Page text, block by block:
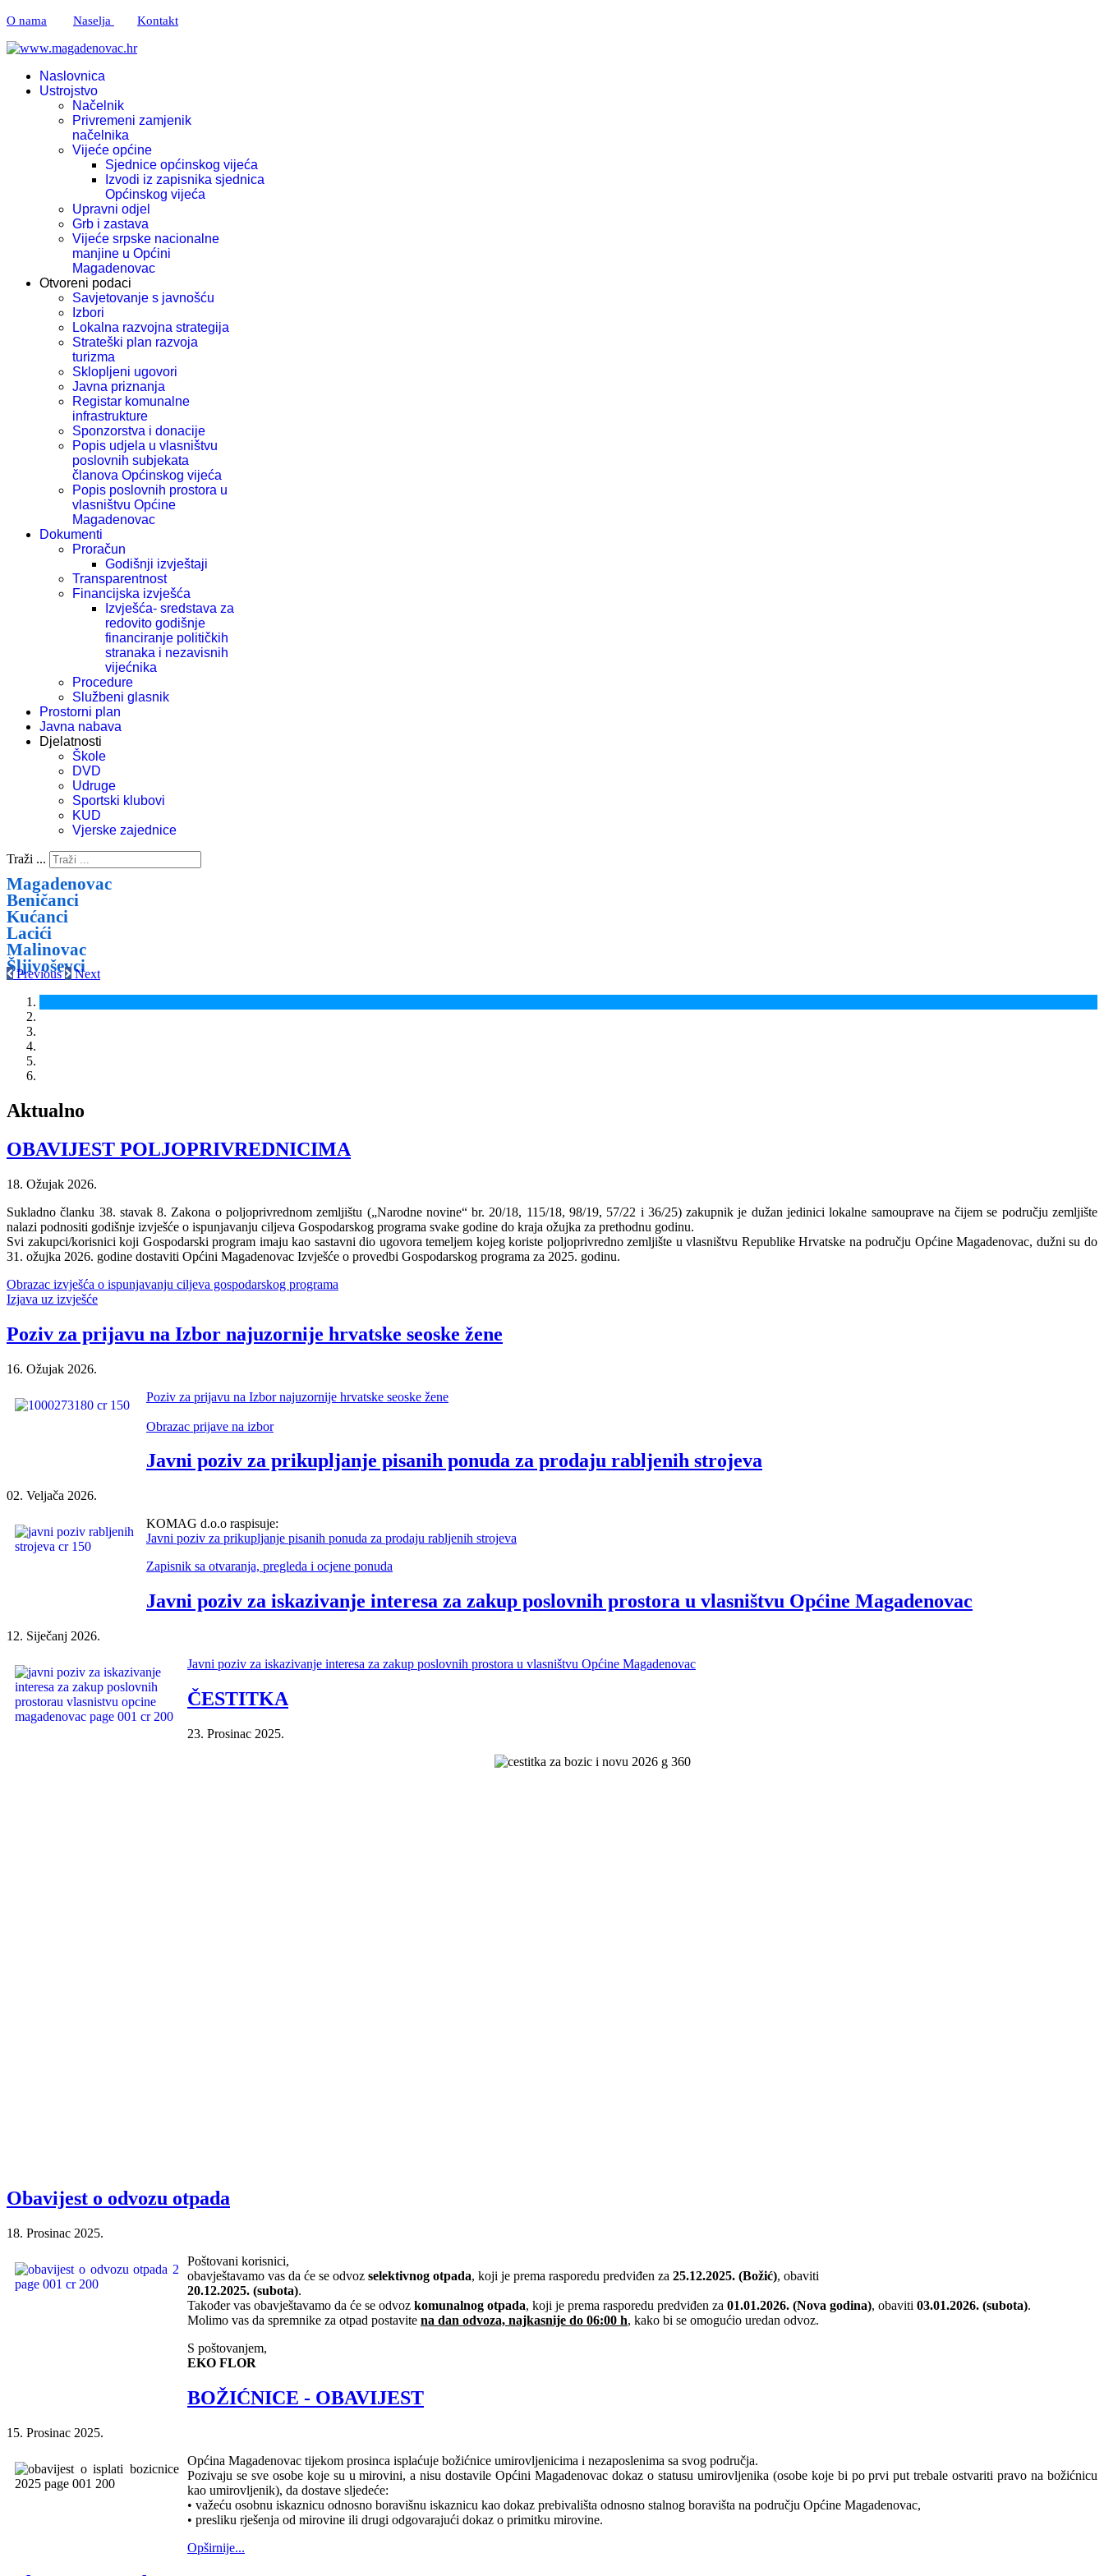
O nama Naselja Kontakt
Naslovnica
Ustrojstvo
Načelnik
Privremeni zamjenik
načelnika
Vijeće općine
Sjednice općinskog vijeća
Izvodi iz zapisnika sjednica
Općinskog vijeća
Upravni odjel
Grb i zastava
Vijeće srpske nacionalne
manjine u Općini
Magadenovac
Otvoreni podaci
Savjetovanje s javnošću
Izbori
Lokalna razvojna strategija
Strateški plan razvoja
turizma
Sklopljeni ugovori
Javna priznanja
Registar komunalne
infrastrukture
Sponzorstva i donacije
Popis udjela u vlasništvu
poslovnih subjekata
članova Općinskog vijeća
Popis poslovnih prostora u
vlasništvu Općine
Magadenovac
Dokumenti
Proračun
Godišnji izvještaji
Transparentnost
Financijska izvješća
Izvješća- sredstava za
redovito godišnje
financiranje političkih
stranaka i nezavisnih
vijećnika
Procedure
Službeni glasnik
Prostorni plan
Javna nabava
Djelatnosti
Škole
DVD
Udruge
Sportski klubovi
KUD
Vjerske zajednice
Traži ...
Magadenovac
Beničanci
Kućanci
Lacići
Malinovac
Šljivoševci
Previous Next
Aktualno
OBAVIJEST POLJOPRIVREDNICIMA
18. Ožujak 2026.
Sukladno članku 38. stavak 8. Zakona o poljoprivrednom zemljištu („Narodne novine“ br. 20/18, 115/18, 98/19, 57/22 i 36/25) zakupnik je dužan jedinici lokalne samouprave na čijem se području zemljište
nalazi podnositi godišnje izvješće o ispunjavanju ciljeva Gospodarskog programa svake godine do kraja ožujka za prethodnu godinu.
Svi zakupci/korisnici koji Gospodarski program imaju kao sastavni dio ugovora temeljem kojeg koriste poljoprivredno zemljište u vlasništvu Republike Hrvatske na području Općine Magadenovac, dužni su do
31. ožujka 2026. godine dostaviti Općini Magadenovac Izvješće o provedbi Gospodarskog programa za 2025. godinu.
Obrazac izvješća o ispunjavanju ciljeva gospodarskog programa
Izjava uz izvješće
Poziv za prijavu na Izbor najuzornije hrvatske seoske žene
16. Ožujak 2026.
Poziv za prijavu na Izbor najuzornije hrvatske seoske žene
Obrazac prijave na izbor
Javni poziv za prikupljanje pisanih ponuda za prodaju rabljenih strojeva
02. Veljača 2026.
KOMAG d.o.o raspisuje:
Javni poziv za prikupljanje pisanih ponuda za prodaju rabljenih strojeva
Zapisnik sa otvaranja, pregleda i ocjene ponuda
Javni poziv za iskazivanje interesa za zakup poslovnih prostora u vlasništvu Općine Magadenovac
12. Siječanj 2026.
Javni poziv za iskazivanje interesa za zakup poslovnih prostora u vlasništvu Općine Magadenovac
ČESTITKA
23. Prosinac 2025.
Obavijest o odvozu otpada
18. Prosinac 2025.
Poštovani korisnici,
obavještavamo vas da će se odvoz selektivnog otpada, koji je prema rasporedu predviđen za 25.12.2025. (Božić), obaviti
20.12.2025. (subota).
Također vas obavještavamo da će se odvoz komunalnog otpada, koji je prema rasporedu predviđen za 01.01.2026. (Nova godina), obaviti 03.01.2026. (subota).
Molimo vas da spremnike za otpad postavite na dan odvoza, najkasnije do 06:00 h, kako bi se omogućio uredan odvoz.
S poštovanjem,
EKO FLOR
BOŽIĆNICE - OBAVIJEST
15. Prosinac 2025.
Općina Magadenovac tijekom prosinca isplaćuje božićnice umirovljenicima i nezaposlenima sa svog područja.
Pozivaju se sve osobe koje su u mirovini, a nisu dostavile Općini Magadenovac dokaz o statusu umirovljenika (osobe koje bi po prvi put trebale ostvariti pravo na božićnicu
kao umirovljenik), da dostave sljedeće:
• važeću osobnu iskaznicu odnosno boravišnu iskaznicu kao dokaz prebivališta odnosno stalnog boravišta na području Općine Magadenovac,
• presliku rješenja od mirovine ili drugi odgovarajući dokaz o primitku mirovine.
Opširnije...